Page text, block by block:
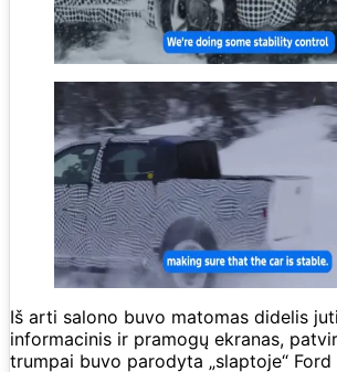
Iš arti salono buvo matomas didelis
informacinis ir pramogų ekranas,
trumpai buvo parodyta „slaptoje“